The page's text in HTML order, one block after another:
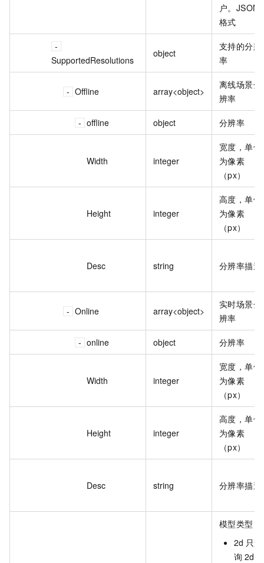
户。JSON
格式
SupportedResolutions
object
支持的分辨
率
Offline array<object>
离线场景分
辨率
offline object 分辨率
Width integer
宽度，单位
为像素
（px）
Height integer
高度，单位
为像素
（px）
Desc string 分辨率描述
Online array<object>
实时场景分
辨率
online object 分辨率
Width integer
宽度，单位
为像素
（px）
Height integer
高度，单位
为像素
（px）
Desc string 分辨率描述
模型类型：
2d 只查
询 2d